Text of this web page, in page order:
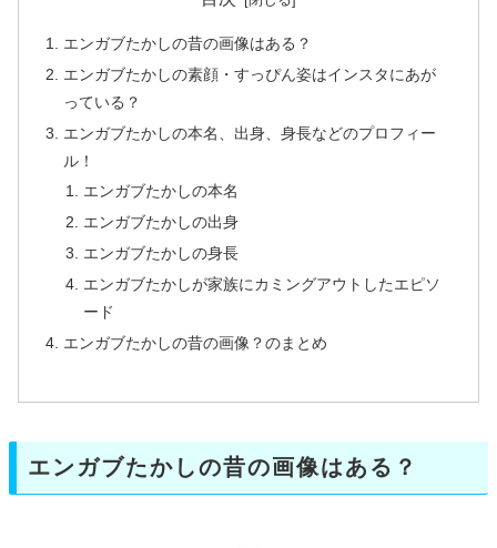
エンガブたかしの昔の画像はある？
エンガブたかしの素顔・すっぴん姿はインスタにあが
っている？
エンガブたかしの本名、出身、身長などのプロフィー
ル！
エンガブたかしの本名
エンガブたかしの出身
エンガブたかしの身長
エンガブたかしが家族にカミングアウトしたエピソ
ード
エンガブたかしの昔の画像？のまとめ
エンガブたかしの昔の画像はある？